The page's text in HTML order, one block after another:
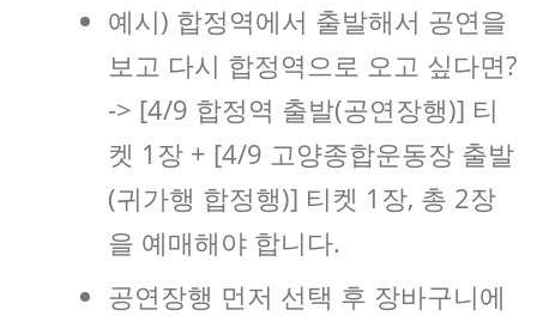
예시) 합정역에서 출발해서 공연을
보고 다시 합정역으로 오고 싶다면?
-> [4/9 합정역 출발(공연장행)] 티
켓 1장 + [4/9 고양종합운동장 출발
(귀가행 합정행)] 티켓 1장, 총 2장
을 예매해야 합니다.
공연장행 먼저 선택 후 장바구니에